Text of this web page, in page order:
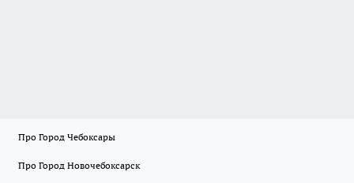
Про Город Чебоксары
Про Город Новочебоксарск